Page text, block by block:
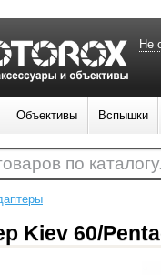
Kiev 60/
Не
Объективы Вспышки
по